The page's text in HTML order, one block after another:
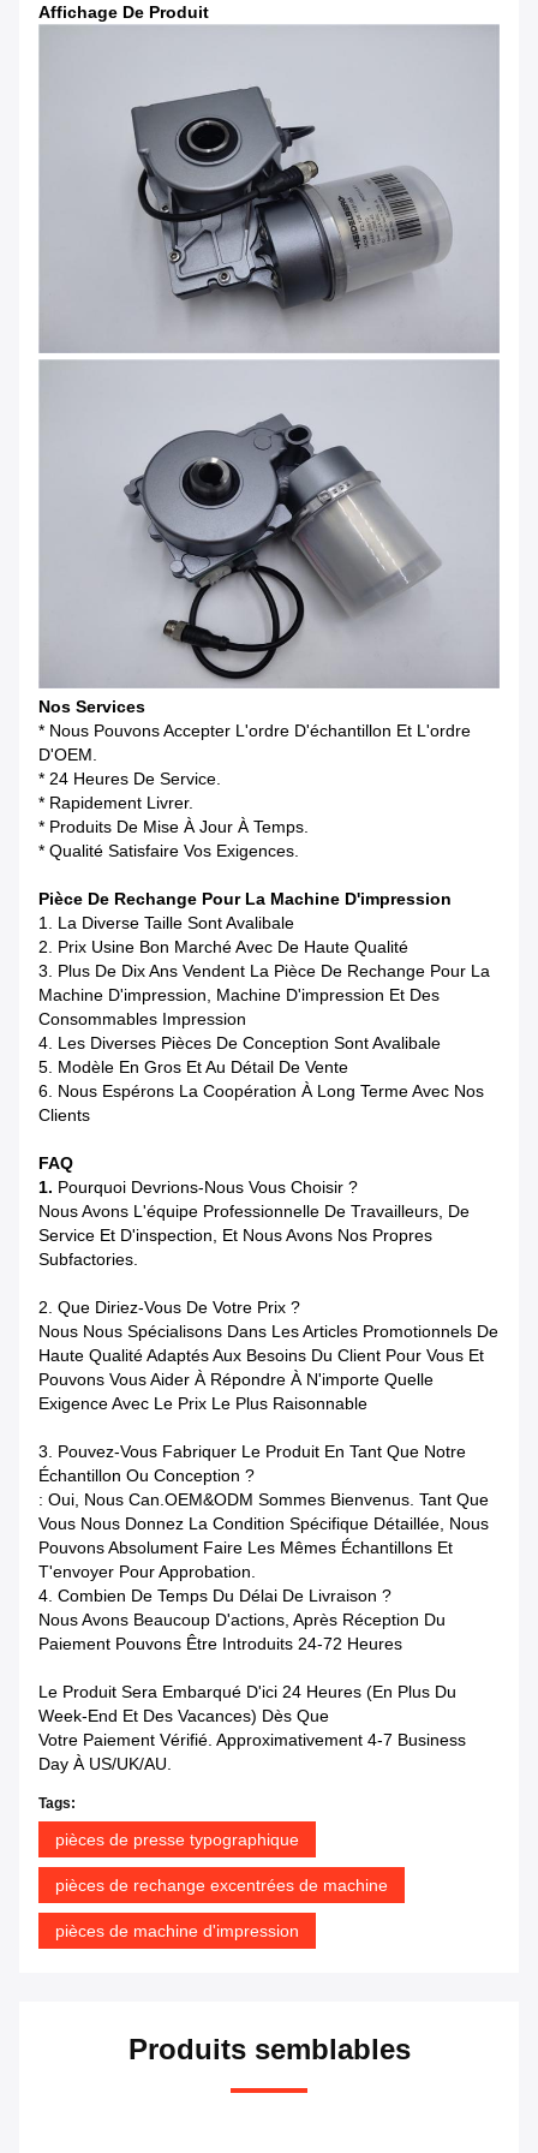
Affichage De Produit
Nos Services
* Nous Pouvons Accepter L'ordre D'échantillon Et L'ordre
D'OEM.
* 24 Heures De Service.
* Rapidement Livrer.
* Produits De Mise À Jour À Temps.
* Qualité Satisfaire Vos Exigences.
Pièce De Rechange Pour La Machine D'impression
1. La Diverse Taille Sont Avalibale
2. Prix Usine Bon Marché Avec De Haute Qualité
3. Plus De Dix Ans Vendent La Pièce De Rechange Pour La
Machine D'impression, Machine D'impression Et Des
Consommables Impression
4. Les Diverses Pièces De Conception Sont Avalibale
5. Modèle En Gros Et Au Détail De Vente
6. Nous Espérons La Coopération À Long Terme Avec Nos
Clients
FAQ
1. Pourquoi Devrions-Nous Vous Choisir ?
Nous Avons L'équipe Professionnelle De Travailleurs, De
Service Et D'inspection, Et Nous Avons Nos Propres
Subfactories.
2. Que Diriez-Vous De Votre Prix ?
Nous Nous Spécialisons Dans Les Articles Promotionnels De
Haute Qualité Adaptés Aux Besoins Du Client Pour Vous Et
Pouvons Vous Aider À Répondre À N'importe Quelle
Exigence Avec Le Prix Le Plus Raisonnable
3. Pouvez-Vous Fabriquer Le Produit En Tant Que Notre
Échantillon Ou Conception ?
: Oui, Nous Can.OEM&ODM Sommes Bienvenus. Tant Que
Vous Nous Donnez La Condition Spécifique Détaillée, Nous
Pouvons Absolument Faire Les Mêmes Échantillons Et
T'envoyer Pour Approbation.
4. Combien De Temps Du Délai De Livraison ?
Nous Avons Beaucoup D'actions, Après Réception Du
Paiement Pouvons Être Introduits 24-72 Heures
Le Produit Sera Embarqué D'ici 24 Heures (en Plus Du
Week-End Et Des Vacances) Dès Que
Votre Paiement Vérifié. Approximativement 4-7 Business
Day À US/UK/AU.
Tags:
pièces de presse typographique
pièces de rechange excentrées de machine
pièces de machine d'impression
Produits semblables